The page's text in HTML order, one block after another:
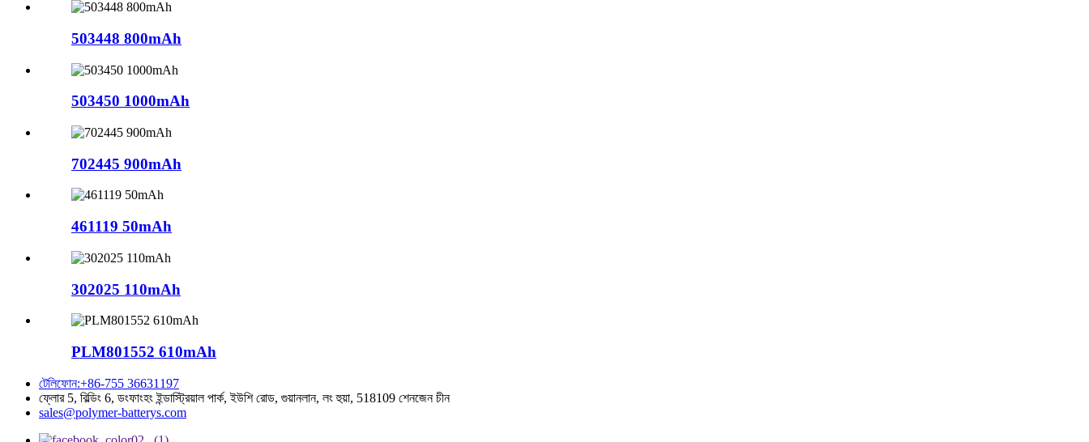
503448 800mAh
503450 1000mAh
702445 900mAh
461119 50mAh
302025 110mAh
PLM801552 610mAh
টেলিফোন:+86-755 36631197
ফ্লোর 5, বিল্ডিং 6, ডংফাংহং ইন্ডাস্ট্রিয়াল পার্ক, ইউশি রোড, গুয়ানলান, লং হুয়া, 518109 শেনজেন চীন
sales@polymer-batterys.com